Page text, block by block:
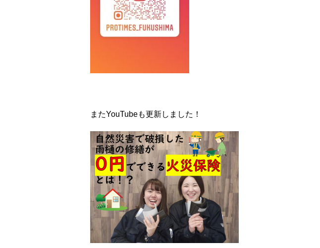
またYouTubeも更新しました！